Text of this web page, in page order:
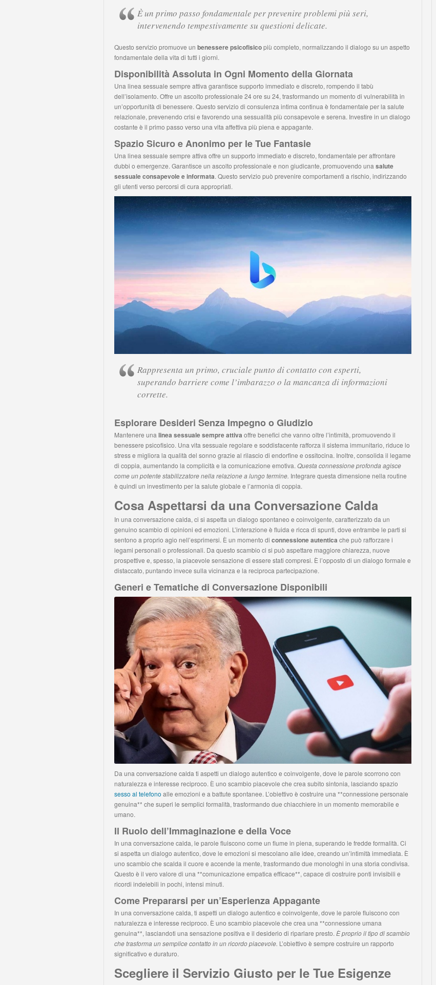
È un primo passo fondamentale per prevenire problemi più seri,
intervenendo tempestivamente su questioni delicate.
Questo servizio promuove un benessere psicofisicopiù completo, normalizzando il dialogo su un aspetto
fondamentale della vita di tutti i giorni.
Disponibilità Assoluta in Ogni Momento della Giornata
Una linea sessuale sempre attiva garantisce supporto immediato e discreto, rompendo il tabù
dell’isolamento. Offre un ascolto professionale 24 ore su 24, trasformando un momento di vulnerabilità in
un’opportunità di benessere. Questo servizio di consulenza intima continua è fondamentale per la salute
relazionale, prevenendo crisi e favorendo una sessualità più consapevole e serena. Investire in un dialogo
costante è il primo passo verso una vita affettiva più piena e appagante.
Spazio Sicuro e Anonimo per le Tue Fantasie
Una linea sessuale sempre attiva offre un supporto immediato e discreto, fondamentale per affrontare
dubbi o emergenze. Garantisce un ascolto professionale e non giudicante, promuovendo una salute
sessuale consapevole e informata. Questo servizio può prevenire comportamenti a rischio, indirizzando
gli utenti verso percorsi di cura appropriati.
Rappresenta un primo, cruciale punto di contatto con esperti,
superando barriere come l’imbarazzo o la mancanza di informazioni
corrette.
Esplorare Desideri Senza Impegno o Giudizio
Mantenere una linea sessuale sempre attiva offre benefici che vanno oltre l’intimità, promuovendo il
benessere psicofisico. Una vita sessuale regolare e soddisfacente rafforza il sistema immunitario, riduce lo
stress e migliora la qualità del sonno grazie al rilascio di endorfine e ossitocina. Inoltre, consolida il legame
di coppia, aumentando la complicità e la comunicazione emotiva. Questa connessione profonda agisce
come un potente stabilizzatore nella relazione a lungo termine. Integrare questa dimensione nella routine
è quindi un investimento per la salute globale e l’armonia di coppia.
Cosa Aspettarsi da una Conversazione Calda
In una conversazione calda, ci si aspetta un dialogo spontaneo e coinvolgente, caratterizzato da un
genuino scambio di opinioni ed emozioni. L’interazione è fluida e ricca di spunti, dove entrambe le parti si
sentono a proprio agio nell’esprimersi. È un momento di connessione autentica che può rafforzare i
legami personali o professionali. Da questo scambio ci si può aspettare maggiore chiarezza, nuove
prospettive e, spesso, la piacevole sensazione di essere stati compresi. È l’opposto di un dialogo formale e
distaccato, puntando invece sulla vicinanza e la reciproca partecipazione.
Generi e Tematiche di Conversazione Disponibili
Da una conversazione calda ti aspetti un dialogo autentico e coinvolgente, dove le parole scorrono con
naturalezza e interesse reciproco. È uno scambio piacevole che crea subito sintonia, lasciando spazio
sesso al telefono alle emozioni e a battute spontanee. L’obiettivo è costruire una **connessione personale
genuina** che superi le semplici formalità, trasformando due chiacchiere in un momento memorabile e
umano.
Il Ruolo dell’Immaginazione e della Voce
In una conversazione calda, le parole fluiscono come un fiume in piena, superando le fredde formalità. Ci
si aspetta un dialogo autentico, dove le emozioni si mescolano alle idee, creando un’intimità immediata. È
uno scambio che scalda il cuore e accende la mente, trasformando due monologhi in una storia condivisa.
Questo è il vero valore di una **comunicazione empatica efficace**, capace di costruire ponti invisibili e
ricordi indelebili in pochi, intensi minuti.
Come Prepararsi per un’Esperienza Appagante
In una conversazione calda, ti aspetti un dialogo autentico e coinvolgente, dove le parole fluiscono con
naturalezza e interesse reciproco. È uno scambio piacevole che crea una **connessione umana
genuina**, lasciandoti una sensazione positiva e il desiderio di riparlare presto. È proprio il tipo di scambio
che trasforma un semplice contatto in un ricordo piacevole. L’obiettivo è sempre costruire un rapporto
significativo e duraturo.
Scegliere il Servizio Giusto per le Tue Esigenze